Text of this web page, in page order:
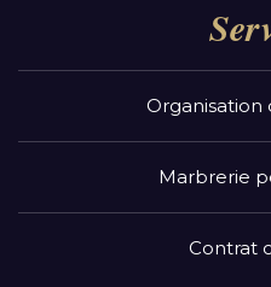
Organisation
Marbrerie
Contrat